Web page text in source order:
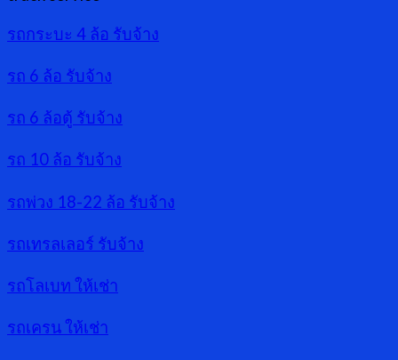
รถกระบะ 4 ล้อ รับจ้าง
รถ 6 ล้อ รับจ้าง
รถ 6 ล้อตู้ รับจ้าง
รถ 10 ล้อ รับจ้าง
รถพ่วง 18-22 ล้อ รับจ้าง
รถเทรลเลอร์ รับจ้าง
รถโลเบท ให้เช่า
รถเครน ให้เช่า